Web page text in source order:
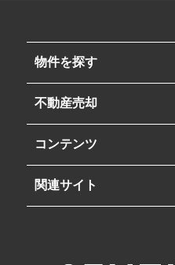
物件を探す
不動産売却
コンテンツ
関連サイト